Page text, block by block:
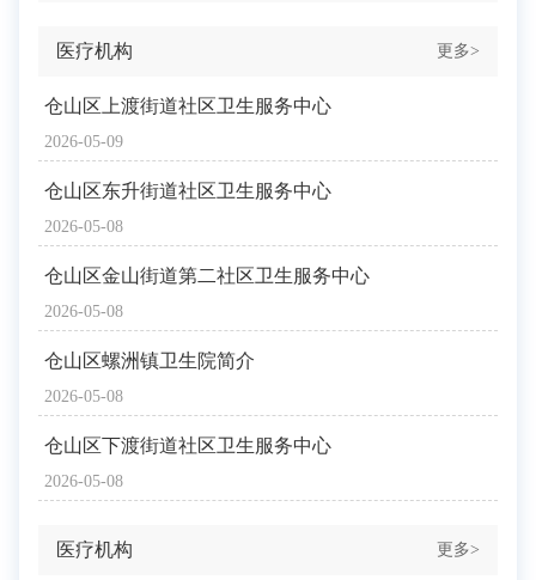
医疗机构 更多>
2026-05-09
仓山区上渡街道社区卫生服务中心
2026-05-08
仓山区东升街道社区卫生服务中心
2026-05-08
仓山区金山街道第二社区卫生服务中心
2026-05-08
仓山区螺洲镇卫生院简介
2026-05-08
仓山区下渡街道社区卫生服务中心
医疗机构 更多>